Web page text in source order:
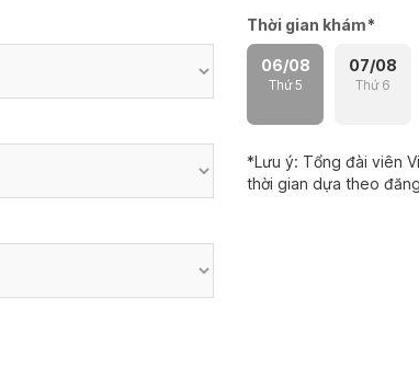
Thời gian khám*
06/08
Thứ 5
07/08
Thứ 6
*Lưu ý: Tổng đài viên
thời gian dựa theo